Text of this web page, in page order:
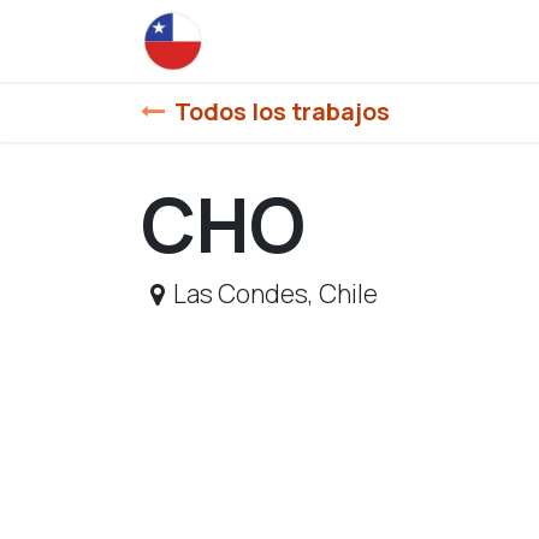
Todos los trabajos
CHO
Las Condes, Chile